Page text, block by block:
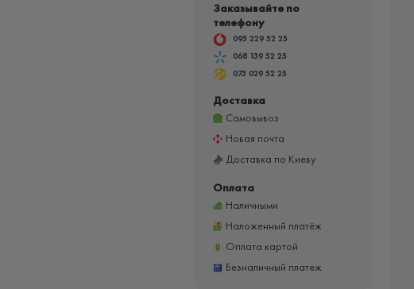
Заказывайте по
телефону
095 229 52 25
068 139 52 25
073 029 52 25
Доставка
Самовывоз
Новая почта
Доставка по Киеву
Оплата
Наличными
Наложенный платёж
Оплата картой
Безналичный платеж